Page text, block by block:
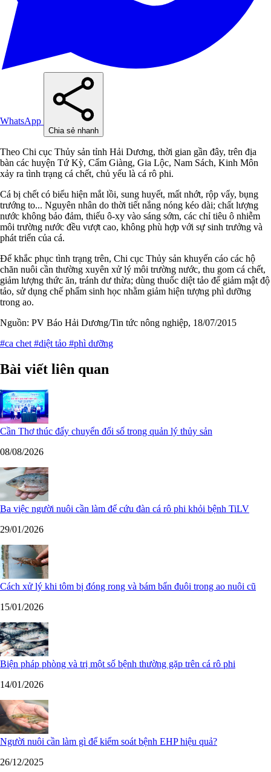
WhatsApp
Chia sẻ nhanh
Theo Chi cục Thủy sản tỉnh Hải Dương, thời gian gần đây, trên địa
bàn các huyện Tứ Kỳ, Cẩm Giàng, Gia Lộc, Nam Sách, Kinh Môn
xảy ra tình trạng cá chết, chủ yếu là cá rô phi.
Cá bị chết có biểu hiện mắt lồi, sung huyết, mất nhớt, rộp vẩy, bụng
trướng to... Nguyên nhân do thời tiết nắng nóng kéo dài; chất lượng
nước không bảo đảm, thiếu ô-xy vào sáng sớm, các chỉ tiêu ô nhiễm
môi trường nước đều vượt cao, không phù hợp với sự sinh trưởng và
phát triển của cá.
Để khắc phục tình trạng trên, Chi cục Thủy sản khuyến cáo các hộ
chăn nuôi cần thường xuyên xử lý môi trường nước, thu gom cá chết,
giảm lượng thức ăn, tránh dư thừa; dùng thuốc diệt tảo để giảm mật độ
tảo, sử dụng chế phẩm sinh học nhằm giảm hiện tượng phì dưỡng
trong ao.
Nguồn: PV Báo Hải Dương/Tin tức nông nghiệp, 18/07/2015
#ca chet #diệt tảo #phì dưỡng
Bài viết liên quan
Cần Thơ thúc đẩy chuyển đổi số trong quản lý thủy sản
08/08/2026
Ba việc người nuôi cần làm để cứu đàn cá rô phi khỏi bệnh TiLV
29/01/2026
Cách xử lý khi tôm bị đóng rong và bám bẩn đuôi trong ao nuôi cũ
15/01/2026
Biện pháp phòng và trị một số bệnh thường gặp trên cá rô phi
14/01/2026
Người nuôi cần làm gì để kiểm soát bệnh EHP hiệu quả?
26/12/2025